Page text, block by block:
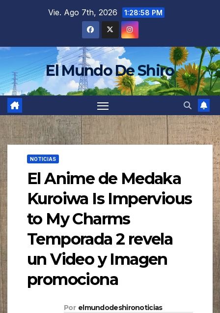
Vie. Ago 7th, 2026 1:29:00 PM
El Mundo De Shiro
NOTICIAS
El Anime de Medaka
Kuroiwa Is Impervious
to My Charms
Temporada 2 revela
un Video y Imagen
promociona
Por elmundodeshironoticias